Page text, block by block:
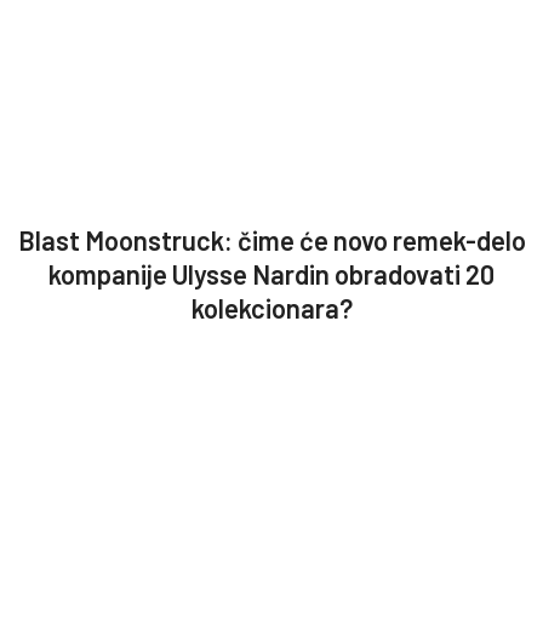
Blast Moonstruck: čime će novo remek-delo
kompanije Ulysse Nardin obradovati 20
kolekcionara?